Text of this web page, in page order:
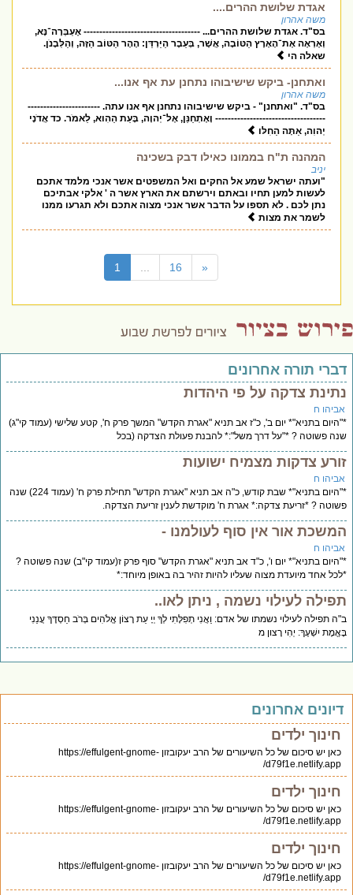
אגדת שלושת ההרים....
משה אהרון
בס"ד. אגדת שלושת ההרים... ------------------------------------- אֶעְבְּרָה־נָּא,
וְאֶרְאֶה אֶת־הָאָרֶץ הַטּוֹבָה, אֲשֶׁר, בְּעֵבֶר הַיַּרְדֵּן: הָהָר הַטּוֹב הַזֶּה, וְהַלְּבָנֹן.
שאלה הי
ואתחנן- ביקש שישיבוהו נתחנן עת אף אנו...
משה אהרון
בס"ד. "ואתחנן" - ביקש שישיבוהו נתחנן אף אנו עתה. -----------------------
----------------------------------- וָאֶתְחַנַּן, אֶל־יְהוָה, בָּעֵת הַהִוא, לֵאמֹר. כד אֲדֹנָי
יְהוִה, אַתָּה הַחִלּו
המהנה ת"ח בממונו כאילו דבק בשכינה
יניב
"ועתה ישראל שמע אל החקים ואל המשפטים אשר אנכי מלמד אתכם
לעשות למען תחיו ובאתם וירשתם את הארץ אשר ה ' אלקי אבתיכם
נתן לכם . לא תספו על הדבר אשר אנכי מצוה אתכם ולא תגרעו ממנו
לשמר את מצות
1 16 «
דברי תורה אחרונים
נתינת צדקה על פי היהדות
אביהו ח
*"היום בתניא"* יום ב', כ"ז אב תניא "אגרת הקדש" המשך פרק ח', קטע שלישי (עמוד קי"ג)
שנה פשוטה ? *"על דרך משל":* להבנת פעולת הצדקה (בכל
זורע צדקות מצמיח ישועות
אביהו ח
*"היום בתניא"* שבת קודש, כ"ה אב תניא "אגרת הקדש" תחילת פרק ח' (עמוד 224) שנה
פשוטה ? *זריעת צדקה:* אגרת ח' מוקדשת לענין זריעת הצדקה.
המשכת אור אין סוף לעולמנו -
אביהו ח
*"היום בתניא"* יום ו', כ"ד אב תניא "אגרת הקדש" סוף פרק ז(עמוד קי"ב) שנה פשוטה ?
*לכל אחד מיועדת מצוה שעליו להיות זהיר בה באופן מיוחד:*
תפילה לעילוי נשמה , ניתן לאו..
ב"ה תפילה לעילוי נשמתו של אדם: וַאֲנִי תְפִלָּתִי לְךָ יְיָ עֵת רָצוֹן אֱלֹהִים בְּרֹב חַסְדֶּךָ עֲנֵנִי
בֶּאֱמֶת יִשְׁעֶךָ: יְהִי רָצון מ
דיונים אחרונים
חינוך ילדים
כאן יש סיכום של כל השיעורים של הרב יעקובזון https://effulgent-gnome-
d79f1e.netlify.app/
חינוך ילדים
כאן יש סיכום של כל השיעורים של הרב יעקובזון https://effulgent-gnome-
d79f1e.netlify.app/
חינוך ילדים
כאן יש סיכום של כל השיעורים של הרב יעקובזון https://effulgent-gnome-
d79f1e.netlify.app/